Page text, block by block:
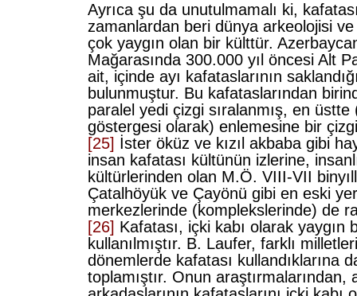
Ayrıca şu da unutulmamalı ki,
zamanlardan beri dünya arkeolojisi
çok yaygın olan bir külttür.
Mağarasında 300.000 yıl öncesi Alt
ait, içinde ayı kafataslarının
bulunmuştur. Bu kafataslarından
paralel yedi çizgi sıralanmış, en üstte
göstergesi olarak) enlemesine bir
[25] İster öküz ve kızıl akbaba gibi
insan kafatası kültünün izlerine,
kültürlerinden olan M.Ö. VIII-VII
Çatalhöyük ve Çayönü gibi en eski
merkezlerinde (komplekslerinde) de
[26] Kafatası, içki kabı olarak yaygın
kullanılmıştır. B. Laufer, farklı
dönemlerde kafatası kullandıklarına
toplamıştır. Onun araştırmalarından,